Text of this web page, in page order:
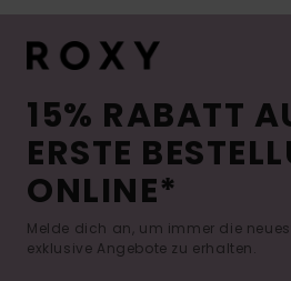
15% RABATT
ERSTE
ONLINE*
Melde dich an, um immer die
exklusive Angebote zu erhalten.